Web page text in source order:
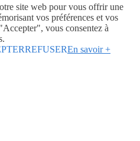
site web pour vous offrir une
vos préférences et vos
vous consentez à
REFUSEREn savoir +